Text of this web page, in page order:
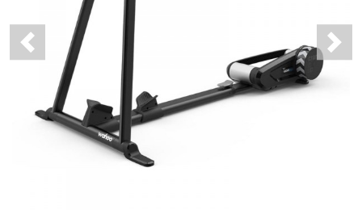
Previous Next